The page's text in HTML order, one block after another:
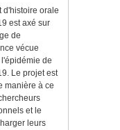
d'histoire orale
est axé sur
de
vécue
de
Le projet est
manière à ce
et le
leurs